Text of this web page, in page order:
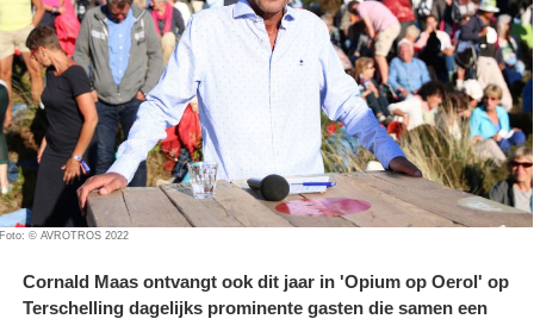
Foto: © AVROTROS 2022
Cornald Maas ontvangt ook dit jaar in 'Opium op Oerol' op
Terschelling dagelijks prominente gasten die samen een